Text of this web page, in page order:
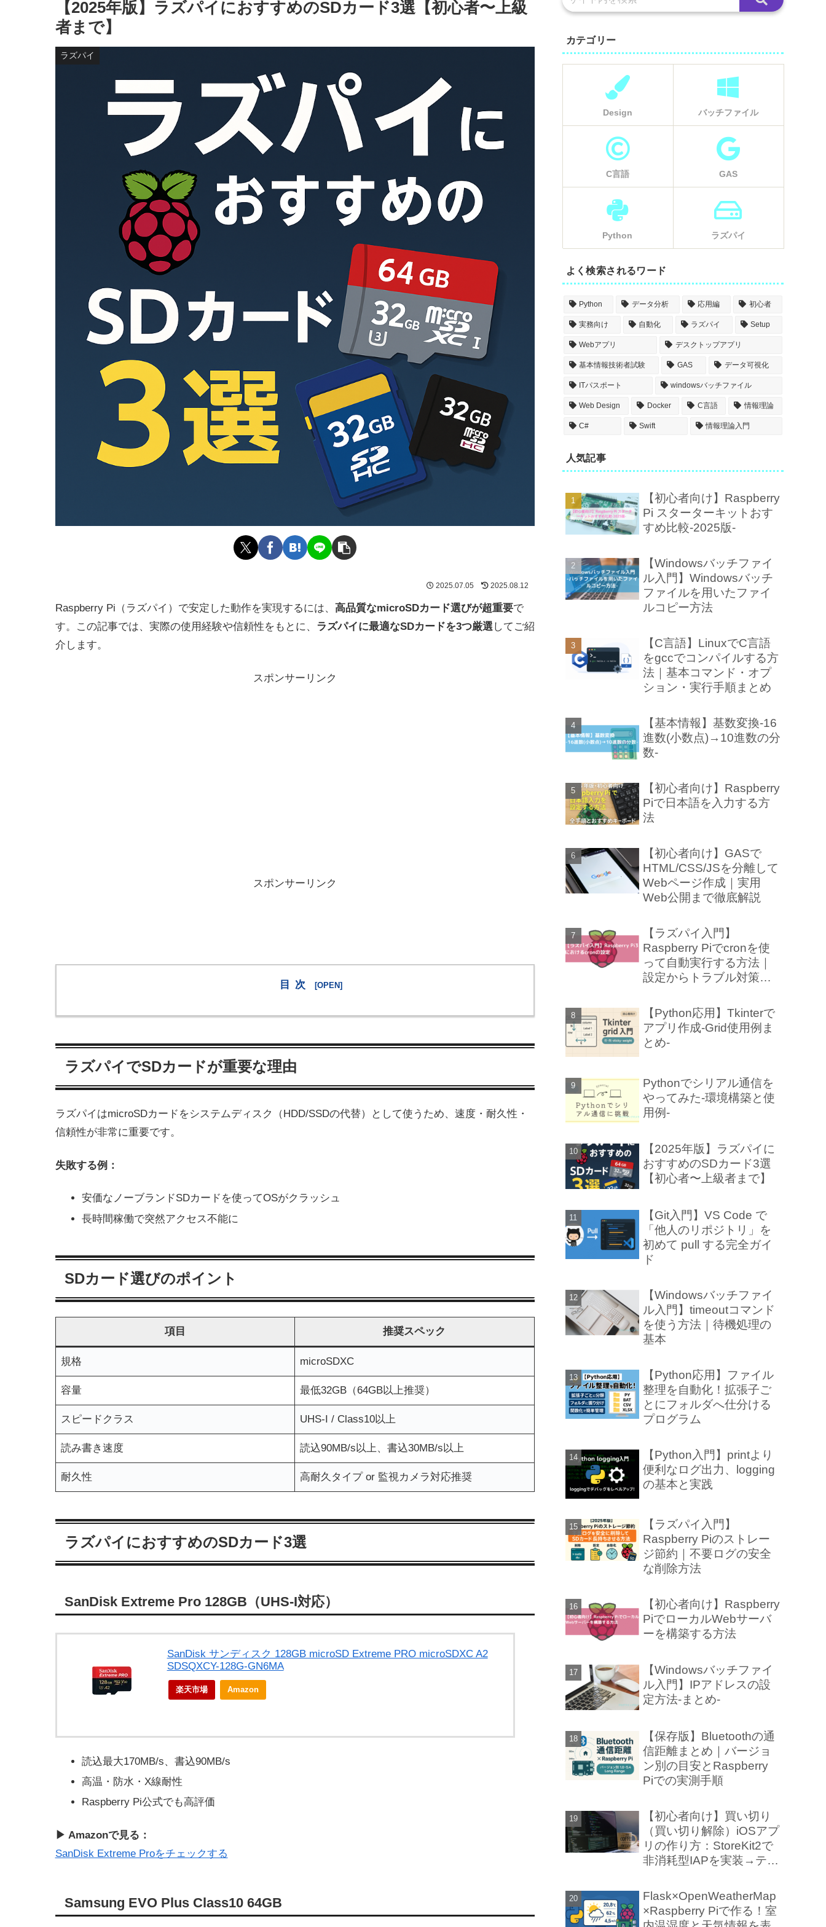
【2025年版】ラズパイにおすすめのSDカード3選【初心者〜上級
者まで】
ラズパイ
2025.07.05 2025.08.12
Raspberry Pi（ラズパイ）で安定した動作を実現するには、 高品質なmicroSDカード選びが超重要で
す。この記事では、実際の使用経験や信頼性をもとに、 ラズパイに最適なSDカードを3つ厳選してご紹
介します。
スポンサーリンク
スポンサーリンク
目次
ラズパイでSDカードが重要な理由
ラズパイはmicroSDカードをシステムディスク（HDD/SSDの代替）として使うため、速度・耐久性・
信頼性が非常に重要です。
失敗する例：
安価なノーブランドSDカードを使ってOSがクラッシュ
長時間稼働で突然アクセス不能に
SDカード選びのポイント
項目 推奨スペック
規格 microSDXC
容量 最低32GB（64GB以上推奨）
スピードクラス UHS-I / Class10以上
読み書き速度 読込90MB/s以上、書込30MB/s以上
耐久性 高耐久タイプ or 監視カメラ対応推奨
ラズパイにおすすめのSDカード3選
SanDisk Extreme Pro 128GB（UHS-I対応）
SanDisk サンディスク 128GB microSD Extreme PRO microSDXC A2
SDSQXCY-128G-GN6MA
楽天市場 Amazon
読込最大170MB/s、書込90MB/s
高温・防水・X線耐性
Raspberry Pi公式でも高評価
▶ Amazonで見る：
SanDisk Extreme Proをチェックする
Samsung EVO Plus Class10 64GB
カテゴリー
Design バッチファイル
C言語 GAS
Python ラズパイ
よく検索されるワード
Python データ分析 応用編 初心者
実務向け 自動化 ラズパイ Setup
Webアプリ デスクトップアプリ
基本情報技術者試験 GAS データ可視化
ITパスポート windowsバッチファイル
Web Design Docker C言語 情報理論
C# Swift 情報理論入門
人気記事
【初心者向け】Raspberry
Pi スターターキットおす
すめ比較-2025版-
【Windowsバッチファイ
ル入門】Windowsバッチ
ファイルを用いたファイ
ルコピー方法
【C言語】LinuxでC言語
をgccでコンパイルする方
法｜基本コマンド・オプ
ション・実行手順まとめ
【基本情報】基数変換-16
進数(小数点)→10進数の分
数-
【初心者向け】Raspberry
Piで日本語を入力する方
法
【初心者向け】GASで
HTML/CSS/JSを分離して
Webページ作成｜実用
Web公開まで徹底解説
【ラズパイ入門】
Raspberry Piでcronを使
って自動実行する方法｜
設定からトラブル対策ま
【Python応用】Tkinterで
アプリ作成-Grid使用例ま
とめ-
Pythonでシリアル通信を
やってみた-環境構築と使
用例-
【2025年版】ラズパイに
おすすめのSDカード3選
【初心者〜上級者まで】
【Git入門】VS Code で
「他人のリポジトリ」を
初めて pull する完全ガイ
ド
【Windowsバッチファイ
ル入門】timeoutコマンド
を使う方法｜待機処理の
基本
【Python応用】ファイル
整理を自動化！拡張子ご
とにフォルダへ仕分ける
プログラム
【Python入門】printより
便利なログ出力、logging
の基本と実践
【ラズパイ入門】
Raspberry Piのストレー
ジ節約｜不要ログの安全
な削除方法
【初心者向け】Raspberry
PiでローカルWebサーバ
ーを構築する方法
【Windowsバッチファイ
ル入門】IPアドレスの設
定方法-まとめ-
【保存版】Bluetoothの通
信距離まとめ｜バージョ
ン別の目安とRaspberry
Piでの実測手順
【初心者向け】買い切り
（買い切り解除）iOSアプ
リの作り方：StoreKit2で
非消耗型IAPを実装→テス
Flask×OpenWeatherMap
×Raspberry Piで作る！室